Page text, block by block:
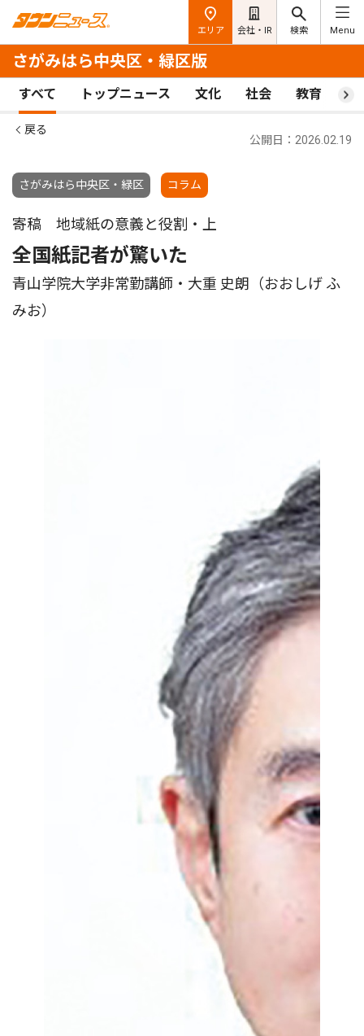
エリア 会社・IR 検索 Menu
さがみはら中央区・緑区版
すべて トップニュース 文化 社会 教育 ス
戻る
さがみはら中央区・緑区 コラム
公開日：2026.02.19
寄稿 地域紙の意義と役割・上
全国紙記者が驚いた
青山学院大学非常勤講師・大重 史朗（おおしげ ふ
みお）